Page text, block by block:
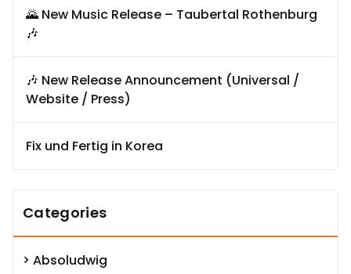
🌄 New Music Release – Taubertal Rothenburg
🎶
🎶 New Release Announcement (Universal /
Website / Press)
Fix und Fertig in Korea
Categories
Absoludwig